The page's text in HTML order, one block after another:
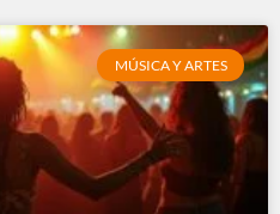
MÚSICA Y ARTES